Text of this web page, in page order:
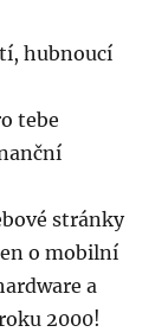
hubnoucí
tebe
stránky
o mobilní
a
2000!